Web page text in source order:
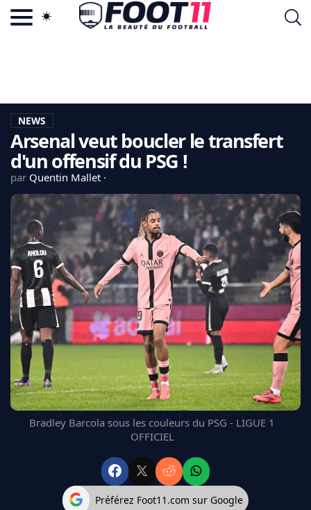
LA CHARTE
VIE PRIVÉE
CGU
CONTACTEZ-NOUS
MERCATO
CDM 2026
EDF
PSG
LIGUE 1
REAL MADRID
FC BARCELONE
MANCHESTER UNITED
CHELSEA
ARSENAL
BAYERN
L'AVIS DE LA RÉDAC'
NEWS
Arsenal veut boucler le transfert
d'un offensif du PSG !
par Quentin Mallet
Bradley Barcola sous les couleurs du PSG - LIGUE 1
OFFICIEL
Préférez Foot11.com sur Google